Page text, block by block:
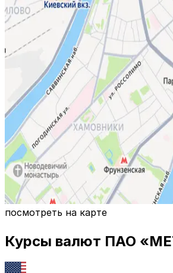
посмотреть на карте
Курсы валют ПАО